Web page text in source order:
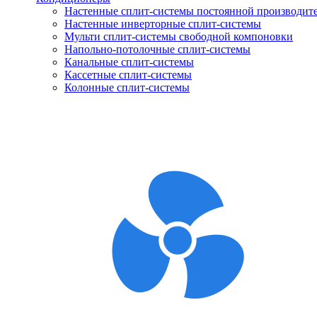
Настенные сплит-системы постоянной
Настенные инверторные сплит-системы
Мульти сплит-системы свободной компоновки
Напольно-потолочные сплит-системы
Канальные сплит-системы
Кассетные сплит-системы
Колонные сплит-системы